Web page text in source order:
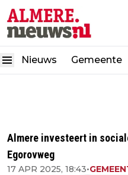
Nieuws Gemeente
Almere investeert in
Egorovweg
17 APR 2025, 18:43•